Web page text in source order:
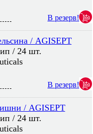
В резерв!
/ AGISEPT
/ 24 шт.
В резерв!
/ AGISEPT
/ 24 шт.